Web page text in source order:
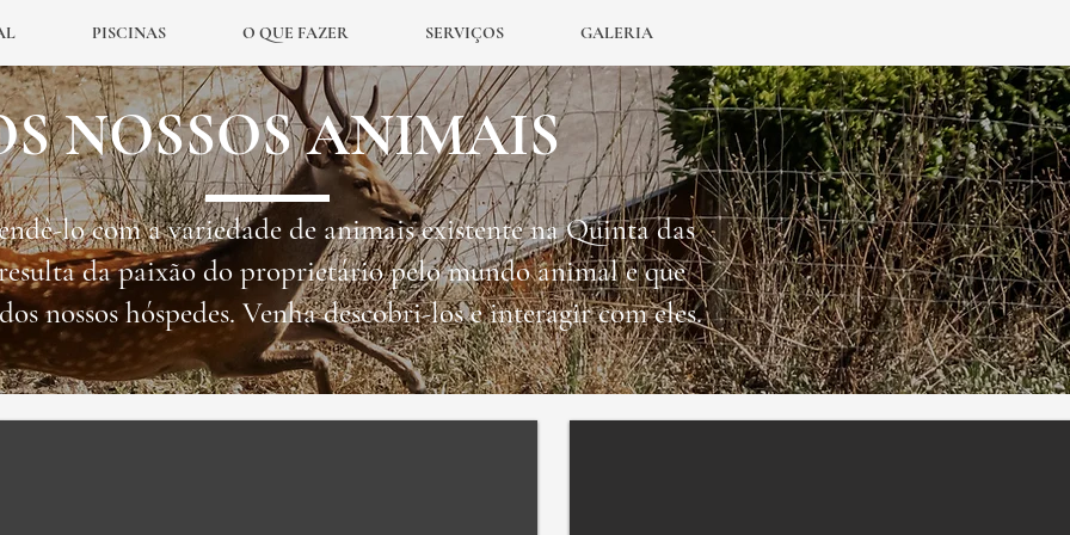
PISCINAS O QUE FAZER SERVIÇOS GALERIA
NOSSOS ANIMAIS
lo com a variedade de animais existente na Quinta das
da paixão do proprietário pelo mundo animal e que
nossos hóspedes. Venha descobri-los e interagir com eles.